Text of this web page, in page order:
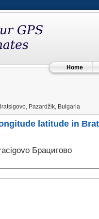
Home
Pazardžik, Bulgaria
latitude in
Брацигово